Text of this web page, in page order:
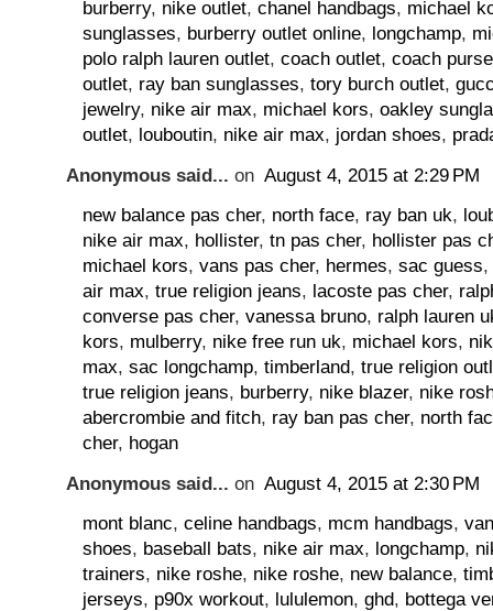
burberry, nike outlet, chanel handbags, michael
sunglasses, burberry outlet online, longchamp,
polo ralph lauren outlet, coach outlet, coach
outlet, ray ban sunglasses, tory burch outlet,
jewelry, nike air max, michael kors, oakley
outlet, louboutin, nike air max, jordan shoes,
Anonymous said... on August 4, 2015 at 2:29 PM
new balance pas cher, north face, ray ban uk,
nike air max, hollister, tn pas cher, hollister pas
michael kors, vans pas cher, hermes, sac guess,
air max, true religion jeans, lacoste pas cher,
converse pas cher, vanessa bruno, ralph lauren
kors, mulberry, nike free run uk, michael kors,
max, sac longchamp, timberland, true religion
true religion jeans, burberry, nike blazer, nike
abercrombie and fitch, ray ban pas cher, north
cher, hogan
Anonymous said... on August 4, 2015 at 2:30 PM
mont blanc, celine handbags, mcm handbags,
shoes, baseball bats, nike air max, longchamp,
trainers, nike roshe, nike roshe, new balance,
jerseys, p90x workout, lululemon, ghd, bottega